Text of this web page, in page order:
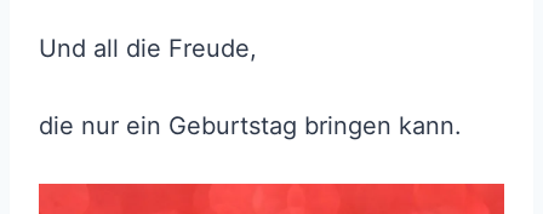
Und all die Freude,
die nur ein Geburtstag bringen kann.